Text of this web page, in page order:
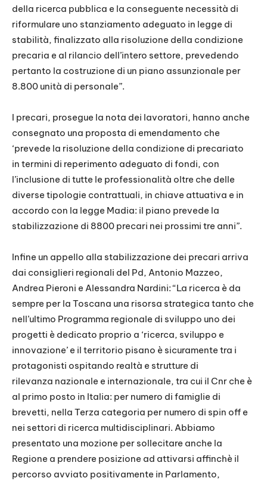
della ricerca pubblica e la conseguente necessità di
riformulare uno stanziamento adeguato in legge di
stabilità, finalizzato alla risoluzione della condizione
precaria e al rilancio dell’intero settore, prevedendo
pertanto la costruzione di un piano assunzionale per
8.800 unità di personale”.
I precari, prosegue la nota dei lavoratori, hanno anche
consegnato una proposta di emendamento che
‘prevede la risoluzione della condizione di precariato
in termini di reperimento adeguato di fondi, con
l’inclusione di tutte le professionalità oltre che delle
diverse tipologie contrattuali, in chiave attuativa e in
accordo con la legge Madia: il piano prevede la
stabilizzazione di 8800 precari nei prossimi tre anni”.
Infine un appello alla stabilizzazione dei precari arriva
dai consiglieri regionali del Pd, Antonio Mazzeo,
Andrea Pieroni e Alessandra Nardini: “La ricerca è da
sempre per la Toscana una risorsa strategica tanto che
nell’ultimo Programma regionale di sviluppo uno dei
progetti è dedicato proprio a ‘ricerca, sviluppo e
innovazione’ e il territorio pisano è sicuramente tra i
protagonisti ospitando realtà e strutture di
rilevanza nazionale e internazionale, tra cui il Cnr che è
al primo posto in Italia: per numero di famiglie di
brevetti, nella Terza categoria per numero di spin off e
nei settori di ricerca multidisciplinari. Abbiamo
presentato una mozione per sollecitare anche la
Regione a prendere posizione ad attivarsi affinchè il
percorso avviato positivamente in Parlamento,